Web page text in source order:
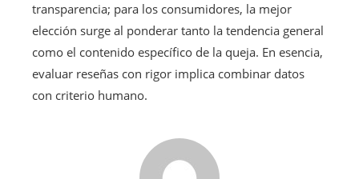
transparencia; para los consumidores, la mejor
elección surge al ponderar tanto la tendencia general
como el contenido específico de la queja. En esencia,
evaluar reseñas con rigor implica combinar datos
con criterio humano.